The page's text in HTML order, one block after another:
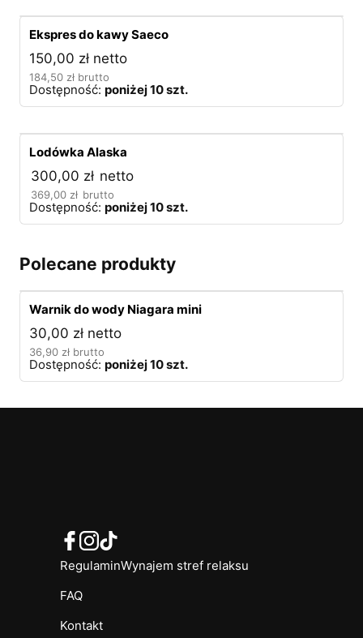
Ekspres do kawy Saeco
150,00 zł netto
184,50 zł brutto
Dostępność: poniżej 10 szt.
Lodówka Alaska
300,00 zł netto
369,00 zł brutto
Dostępność: poniżej 10 szt.
Polecane produkty
Warnik do wody Niagara mini
30,00 zł netto
36,90 zł brutto
Dostępność: poniżej 10 szt.
Regulamin
FAQ
Kontakt
Wynajem stref relaksu